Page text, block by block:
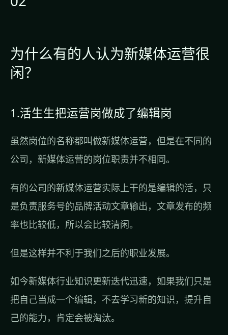
为什么有的人认为新媒体运营很
闲？
1.活生生把运营岗做成了编辑岗
虽然岗位的名称都叫做新媒体运营，但是在不同的
公司，新媒体运营的岗位职责并不相同。
有的公司的新媒体运营实际上干的是编辑的活，只
是负责服务号的品牌活动文章输出，文章发布的频
率也比较低，所以会比较清闲。
但是这样并不利于我们之后的职业发展。
如今新媒体行业知识更新迭代迅速，如果我们只是
把自己当成一个编辑，不去学习新的知识，提升自
己的能力，肯定会被淘汰。